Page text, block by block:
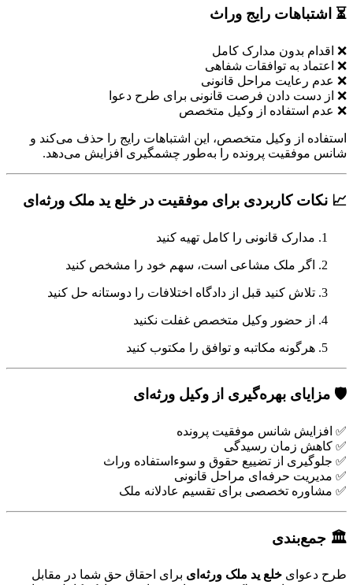
رایج وراث
بدون مدارک کامل
به توافقات شفاهی
رعایت مراحل قانونی
دادن فرصت قانونی برای طرح دعوا
استفاده از وکیل متخصص
از وکیل متخصص، این اشتباهات رایج را حذف می‌کند و
پرونده را به‌طور چشمگیری افزایش می‌دهد.
کاربردی برای موفقیت در خلع ید ملک ورثه‌ای
مدارک قانونی را کامل تهیه کنید
اگر ملک مشاعی است، سهم خود را مشخص کنید
تلاش کنید قبل از دادگاه اختلافات را دوستانه حل کنید
از حضور وکیل متخصص غفلت نکنید
هرگونه مکاتبه و توافق را مکتوب کنید
بهره‌گیری از وکیل ورثه‌ای
شانس موفقیت پرونده
زمان رسیدگی
از تضییع حقوق و سوءاستفاده وراث
حرفه‌ای مراحل قانونی
تخصصی برای تقسیم عادلانه ملک
خلع ید ملک ورثه‌ای برای احقاق حق شما در مقابل